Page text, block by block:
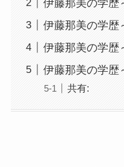
伊藤那美の学歴
伊藤那美の学歴
伊藤那美の学歴
伊藤那美の学歴
共有: